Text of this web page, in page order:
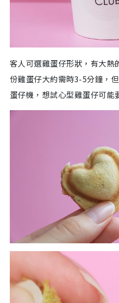
客人可選雞蛋仔形狀，有大熱
份雞蛋仔大約需時3-5分鐘，
蛋仔機，想試心型雞蛋仔可能